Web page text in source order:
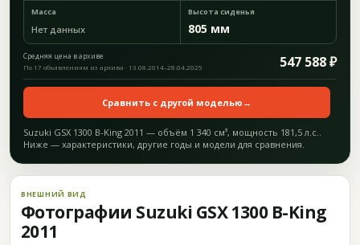
Масса
Нет данных
Высота сиденья
805 мм
Средняя цена в архиве 547 588 ₽
По 17 объявлениям из архива · 13.08.2014–28.04.2025
Сравнить с другой моделью →
Suzuki GSX 1300 B-King 2011 — объём 1 340 см³, мощность 181,5 л.с..
Ниже — характеристики, другие годы и модели для сравнения.
ВНЕШНИЙ ВИД
Фотографии Suzuki GSX 1300 B-King
2011